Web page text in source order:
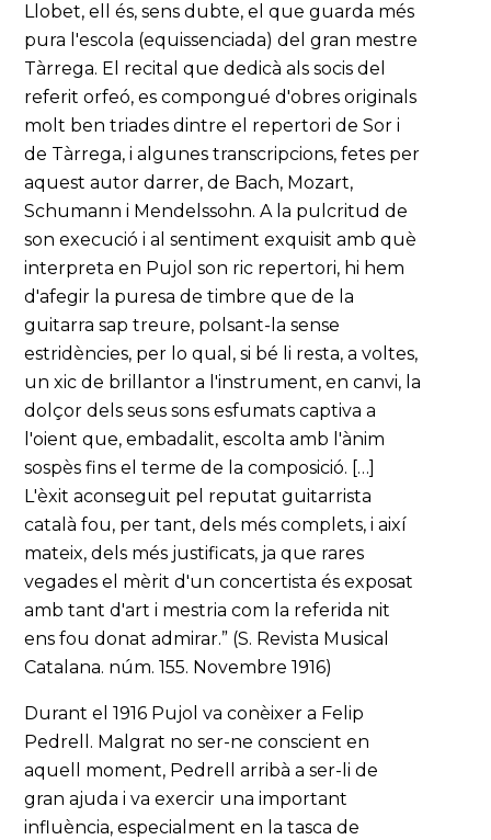
Llobet, ell és, sens dubte, el que guarda més
pura l'escola (equissenciada) del gran mestre
Tàrrega. El recital que dedicà als socis del
referit orfeó, es compongué d'obres originals
molt ben triades dintre el repertori de Sor i
de Tàrrega, i algunes transcripcions, fetes per
aquest autor darrer, de Bach, Mozart,
Schumann i Mendelssohn. A la pulcritud de
son execució i al sentiment exquisit amb què
interpreta en Pujol son ric repertori, hi hem
d'afegir la puresa de timbre que de la
guitarra sap treure, polsant-la sense
estridències, per lo qual, si bé li resta, a voltes,
un xic de brillantor a l'instrument, en canvi, la
dolçor dels seus sons esfumats captiva a
l'oient que, embadalit, escolta amb l'ànim
sospès fins el terme de la composició. […]
L'èxit aconseguit pel reputat guitarrista
català fou, per tant, dels més complets, i així
mateix, dels més justificats, ja que rares
vegades el mèrit d'un concertista és exposat
amb tant d'art i mestria com la referida nit
ens fou donat admirar.” (S. Revista Musical
Catalana. núm. 155. Novembre 1916)
Durant el 1916 Pujol va conèixer a Felip
Pedrell. Malgrat no ser-ne conscient en
aquell moment, Pedrell arribà a ser-li de
gran ajuda i va exercir una important
influència, especialment en la tasca de